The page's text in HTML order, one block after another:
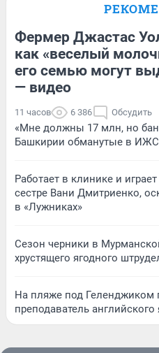
Фермер Джастас
как «веселый
его семью могут
— видео
11 часов 6 386 Обсудить
«Мне должны 17 млн, но
Башкирии обманутые в ИЖС
Работает в клинике и
сестре Вани Дмитриенко,
в «Лужниках»
Сезон черники в
хрустящего ягодного
На пляже под Геленджиком
преподаватель